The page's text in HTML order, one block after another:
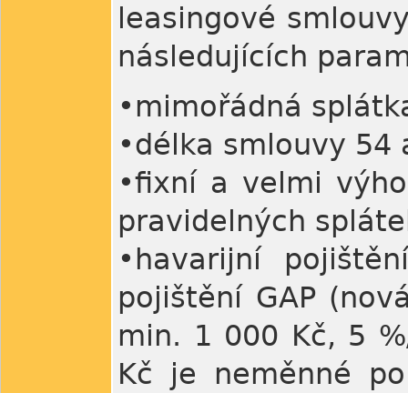
leasingové
následujících
•mimořádná
•délka smlouvy
•fixní a velmi
pravidelných
•havarijní
pojištění GAP
min. 1 000 Kč, 5
Kč je neměnné